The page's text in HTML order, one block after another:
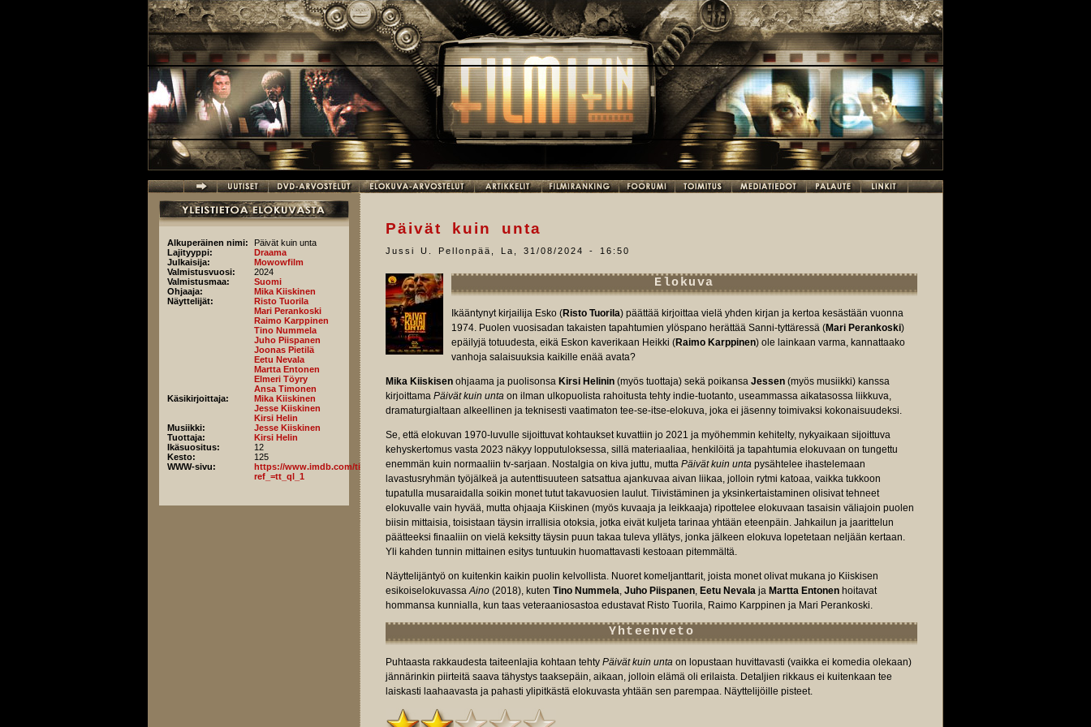
Alkuperäinen nimi:
Päivät kuin unta
Lajityyppi:
Draama
Julkaisija:
Mowowfilm
Valmistusvuosi:
2024
Valmistusmaa:
Suomi
Ohjaaja:
Mika Kiiskinen
Näyttelijät:
Risto Tuorila
Mari Perankoski
Raimo Karppinen
Tino Nummela
Juho Piispanen
Joonas Pietilä
Eetu Nevala
Martta Entonen
Elmeri Töyry
Ansa Timonen
Käsikirjoittaja:
Mika Kiiskinen
Jesse Kiiskinen
Kirsi Helin
Musiikki:
Jesse Kiiskinen
Tuottaja:
Kirsi Helin
Ikäsuositus:
12
Kesto:
125
WWW-sivu:
https://www.imdb.com/title/tt33256304/fullcredits/?
ref_=tt_ql_1
Päivät kuin unta
Jussi U. Pellonpää La, 31/08/2024 - 16:50
Elokuva
Ikääntynyt kirjailija Esko (Risto Tuorila) päättää kirjoittaa vielä yhden kirjan ja kertoa kesästään vuonna
1974. Puolen vuosisadan takaisten tapahtumien ylöspano herättää Sanni-tyttäressä (Mari Perankoski)
epäilyjä totuudesta, eikä Eskon kaverikaan Heikki (Raimo Karppinen) ole lainkaan varma, kannattaako
vanhoja salaisuuksia kaikille enää avata?
Mika Kiiskisen ohjaama ja puolisonsa Kirsi Helinin (myös tuottaja) sekä poikansa Jessen (myös musiikki) kanssa
kirjoittama Päivät kuin unta on ilman ulkopuolista rahoitusta tehty indie-tuotanto, useammassa aikatasossa liikkuva,
dramaturgialtaan alkeellinen ja teknisesti vaatimaton tee-se-itse-elokuva, joka ei jäsenny toimivaksi kokonaisuudeksi.
Se, että elokuvan 1970-luvulle sijoittuvat kohtaukset kuvattiin jo 2021 ja myöhemmin kehitelty, nykyaikaan sijoittuva
kehyskertomus vasta 2023 näkyy lopputuloksessa, sillä materiaaliaa, henkilöitä ja tapahtumia elokuvaan on tungettu
enemmän kuin normaaliin tv-sarjaan. Nostalgia on kiva juttu, mutta Päivät kuin unta pysähtelee ihastelemaan
lavastusryhmän työjälkeä ja autenttisuuteen satsattua ajankuvaa aivan liikaa, jolloin rytmi katoaa, vaikka tukkoon
tupatulla musaraidalla soikin monet tutut takavuosien laulut. Tiivistäminen ja yksinkertaistaminen olisivat tehneet
elokuvalle vain hyvää, mutta ohjaaja Kiiskinen (myös kuvaaja ja leikkaaja) ripottelee elokuvaan tasaisin väliajoin puolen
biisin mittaisia, toisistaan täysin irrallisia otoksia, jotka eivät kuljeta tarinaa yhtään eteenpäin. Jahkailun ja jaarittelun
päätteeksi finaaliin on vielä keksitty täysin puun takaa tuleva yllätys, jonka jälkeen elokuva lopetetaan neljään kertaan.
Yli kahden tunnin mittainen esitys tuntuukin huomattavasti kestoaan pitemmältä.
Näyttelijäntyö on kuitenkin kaikin puolin kelvollista. Nuoret komeljanttarit, joista monet olivat mukana jo Kiiskisen
esikoiselokuvassaAino (2018), kuten Tino Nummela, Juho Piispanen, Eetu Nevala ja Martta Entonen hoitavat
hommansa kunnialla, kun taas veteraaniosastoa edustavat Risto Tuorila, Raimo Karppinen ja Mari Perankoski.
Yhteenveto
Puhtaasta rakkaudesta taiteenlajia kohtaan tehty Päivät kuin unta on lopustaan huvittavasti (vaikka ei komedia olekaan)
jännärinkin piirteitä saava tähystys taaksepäin, aikaan, jolloin elämä oli erilaista. Detaljien rikkaus ei kuitenkaan tee
laiskasti laahaavasta ja pahasti ylipitkästä elokuvasta yhtään sen parempaa. Näyttelijöille pisteet.